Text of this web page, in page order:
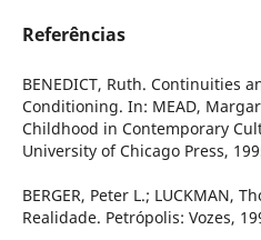
Referências
BENEDICT, Ruth. Continuities
Conditioning. In: MEAD,
Childhood in Contemporary
University of Chicago Press,
BERGER, Peter L.; LUCKMAN,
Realidade. Petrópolis: Vozes,